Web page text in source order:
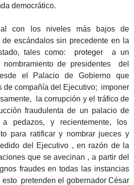
democrático.
con los niveles más bajos de
escándalos sin precedente en la
tales como: proteger a un
nombramiento de presidentes del
el Palacio de Gobierno que
de compañía del Ejecutivo; imponer
la corrupción y el tráfico de
fraudulenta de un palacio de
pedazos, y recientemente, los
para ratificar y nombrar jueces y
del Ejecutivo , en razón de la
que se avecinan , a partir del
fraudes en todas las instancias
pretenden el gobernador César